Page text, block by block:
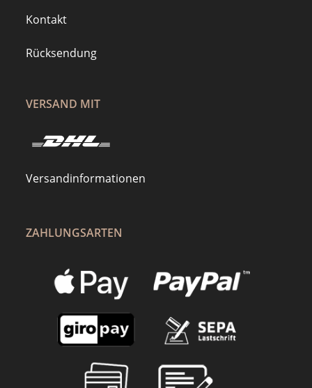
Kontakt
Rücksendung
VERSAND MIT
Versandinformationen
ZAHLUNGSARTEN